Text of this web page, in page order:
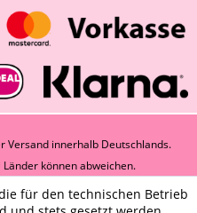
Versand innerhalb Deutschlands.
Länder können abweichen.
für den technischen Betrieb